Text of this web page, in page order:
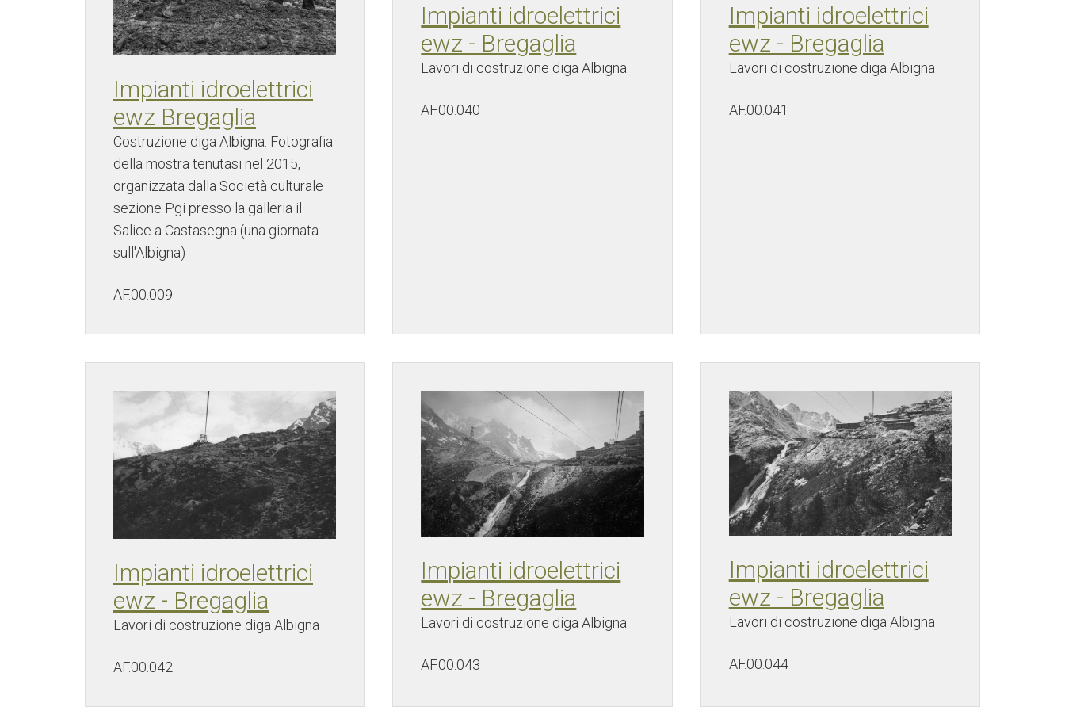
Impianti idroelettrici
ewz Bregaglia
Costruzione diga Albigna. Fotografia
della mostra tenutasi nel 2015,
organizzata dalla Società culturale
sezione Pgi presso la galleria il
Salice a Castasegna (una giornata
sull'Albigna)
AF.00.009
Impianti idroelettrici
ewz - Bregaglia
Lavori di costruzione diga Albigna
AF.00.040
Impianti idroelettrici
ewz - Bregaglia
Lavori di costruzione diga Albigna
AF.00.041
Impianti idroelettrici
ewz - Bregaglia
Lavori di costruzione diga Albigna
AF.00.042
Impianti idroelettrici
ewz - Bregaglia
Lavori di costruzione diga Albigna
AF.00.043
Impianti idroelettrici
ewz - Bregaglia
Lavori di costruzione diga Albigna
AF.00.044